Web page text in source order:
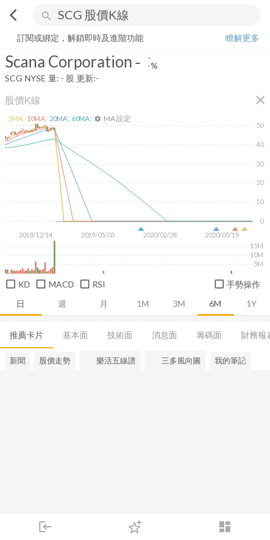
arrow_back_ios search
login dashboard
下單
Scana Corporation - -%
訂閱或綁定，解鎖即時及進階功能
瞭解更多
Scana Corporation - -
-%
SCG NYSE 量: - 股 更新:-
股價K線 close
日 週 月 1M 3M 6M 1Y
2018/12/14 2019/05/03 2020/02/28 2020/05/19
0
10
20
30
40
50
5M
10M
15M
5MA: 10MA: 20MA: 60MA: settings MA 設定
KD MACD RSI 手勢操作
推薦卡片 基本面 技術面 消息面 籌碼面 財務報
新聞 股價走勢 樂活五線譜 三多風向圖 我的筆記